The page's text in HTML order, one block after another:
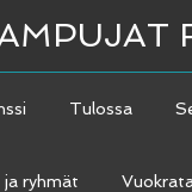
Tulossa
ja ryhmät